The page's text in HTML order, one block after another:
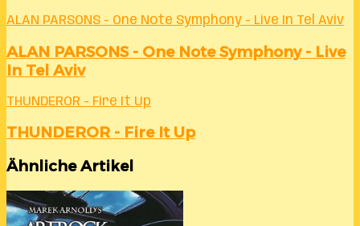
ALAN PARSONS - One Note Symphony - Live In Tel Aviv
ALAN PARSONS - One Note Symphony - Live
In Tel Aviv
THUNDEROR - Fire It Up
THUNDEROR - Fire It Up
Ähnliche Artikel